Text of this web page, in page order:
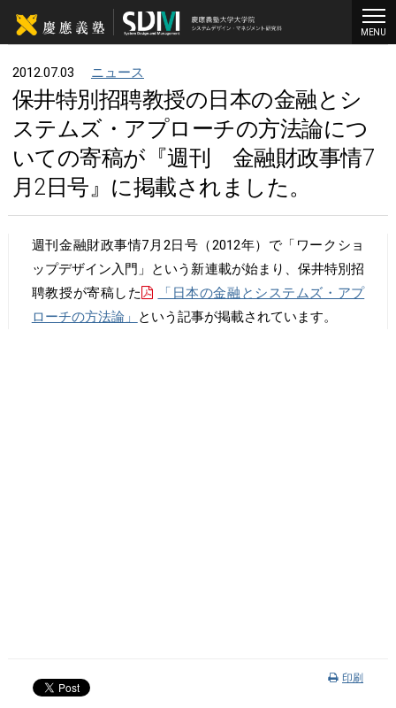
2012.07.03 ニュース
保井特別招聘教授の日本の金融とシ
ステムズ・アプローチの方法論につ
いての寄稿が『週刊 金融財政事情7
月2日号』に掲載されました。
週刊金融財政事情7月2日号（2012年）で「ワークショ
ップデザイン入門」という新連載が始まり、保井特別招
聘教授が寄稿した
「日本の金融とシステムズ・アプ
ローチの方法論」
という記事が掲載されています。
印刷
MENU